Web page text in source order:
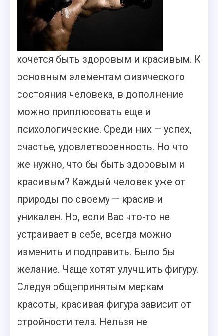
хочется быть здоровым и красивым. К
основным элементам физического
состояния человека, в дополнение
можно приплюсовать еще и
психологические. Среди них — успех,
счастье, удовлетворенность. Но что
же нужно, что бы быть здоровым и
красивым? Каждый человек уже от
природы по своему — красив и
уникален. Но, если Вас что-то не
устраивает в себе, всегда можно
изменить и подправить. Было бы
желание. Чаще хотят улучшить фигуру.
Следуя общепринятым меркам
красоты, красивая фигура зависит от
стройности тела. Нельзя не